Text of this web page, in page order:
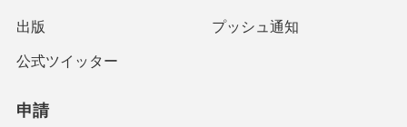
出版 プッシュ通知
公式ツイッター
申請